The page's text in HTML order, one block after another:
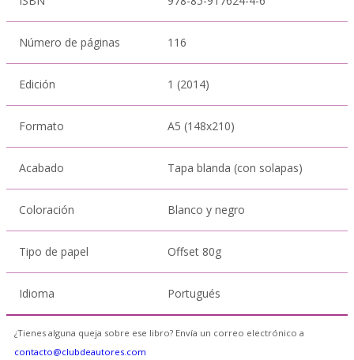
Número de páginas 116
Edición 1 (2014)
Formato A5 (148x210)
Acabado Tapa blanda (con solapas)
Coloración Blanco y negro
Tipo de papel Offset 80g
Idioma Portugués
¿Tienes alguna queja sobre ese libro? Envía un correo electrónico a
contacto@clubdeautores.com